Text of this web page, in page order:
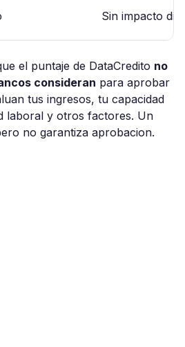
Sin impacto
el puntaje de DataCredito no
consideran para aprobar
tus ingresos, tu capacidad
laboral y otros factores. Un
no garantiza aprobacion.